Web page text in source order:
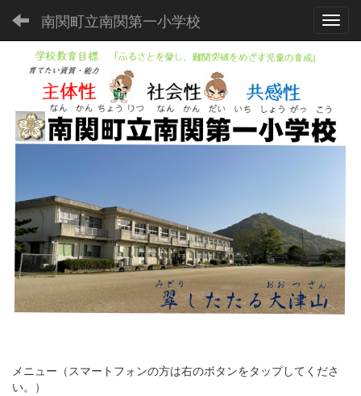
南関町立南関第一小学校
メニュー（スマートフォンの方は右のボタンをタップしてくださ
い。）